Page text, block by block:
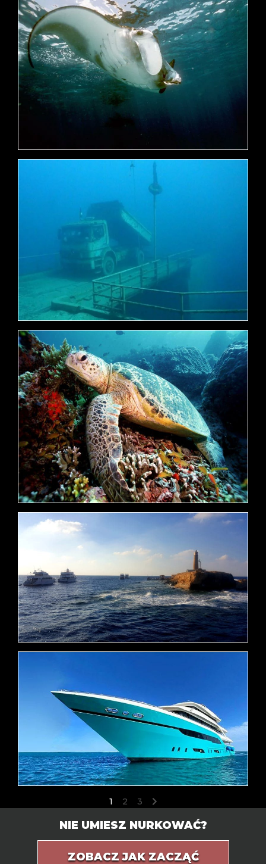
1 2 3
NIE UMIESZ NURKOWAĆ?
ZOBACZ JAK ZACZĄĆ